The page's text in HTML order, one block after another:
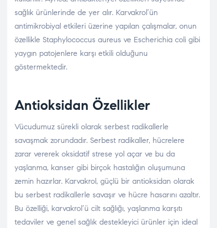
sağlık ürünlerinde de yer alır. Karvakrol’ün
antimikrobiyal etkileri üzerine yapılan çalışmalar, onun
özellikle Staphylococcus aureus ve Escherichia coli gibi
yaygın patojenlere karşı etkili olduğunu
göstermektedir.
Antioksidan Özellikler
Vücudumuz sürekli olarak serbest radikallerle
savaşmak zorundadır. Serbest radikaller, hücrelere
zarar vererek oksidatif strese yol açar ve bu da
yaşlanma, kanser gibi birçok hastalığın oluşumuna
zemin hazırlar. Karvakrol, güçlü bir antioksidan olarak
bu serbest radikallerle savaşır ve hücre hasarını azaltır.
Bu özelliği, karvakrol’ü cilt sağlığı, yaşlanma karşıtı
tedaviler ve genel sağlık destekleyici ürünler için ideal